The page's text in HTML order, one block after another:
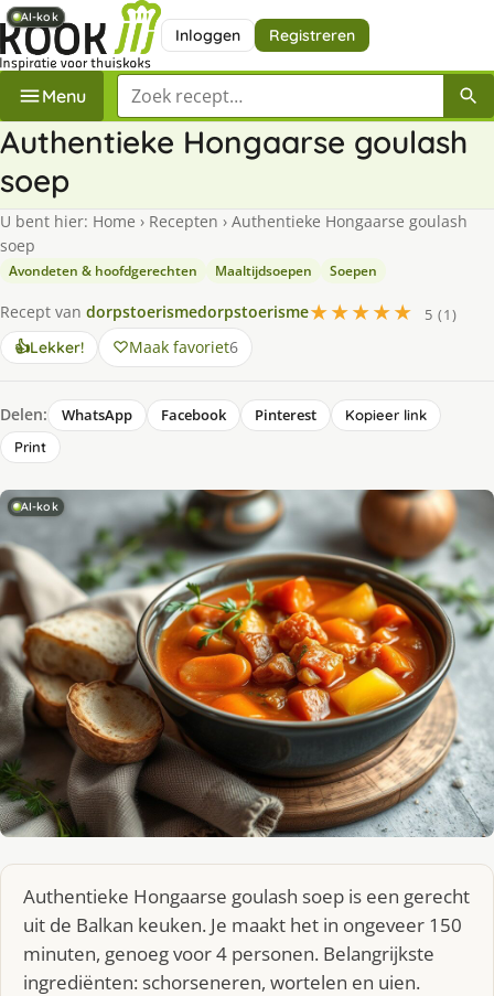
Inloggen Registreren
Menu Zoek een recept
Authentieke Hongaarse goulash
soep
U bent hier: Home › Recepten › Authentieke Hongaarse goulash
soep
Avondeten & hoofdgerechten Maaltijdsoepen Soepen
Recept van dorpstoerismedorpstoerisme★★★★★
5 (1)
👍Lekker! Maak favoriet6
Delen: WhatsApp Facebook Pinterest
Kopieer link
Print
AI-kok
Authentieke Hongaarse goulash soep is een gerecht
uit de Balkan keuken. Je maakt het in ongeveer 150
minuten, genoeg voor 4 personen. Belangrijkste
ingrediënten: schorseneren, wortelen en uien.
AI-kok
AI-kok
AI-kok